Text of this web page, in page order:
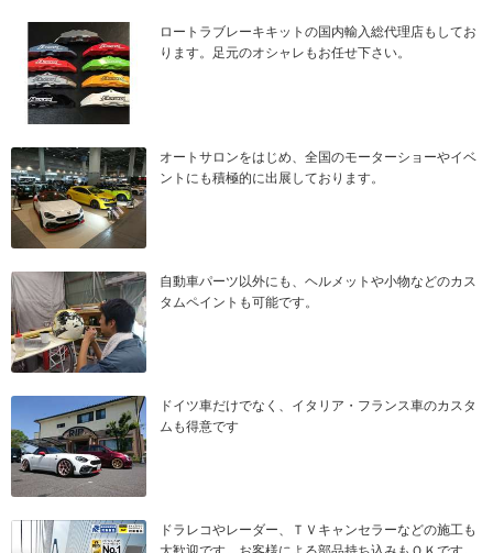
ロートラブレーキキットの国内輸入総代理店もしてお
ります。足元のオシャレもお任せ下さい。
オートサロンをはじめ、全国のモーターショーやイベ
ントにも積極的に出展しております。
自動車パーツ以外にも、ヘルメットや小物などのカス
タムペイントも可能です。
ドイツ車だけでなく、イタリア・フランス車のカスタ
ムも得意です
ドラレコやレーダー、ＴＶキャンセラーなどの施工も